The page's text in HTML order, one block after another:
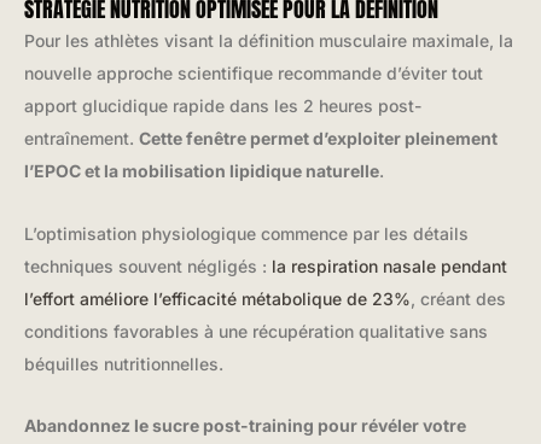
STRATÉGIE NUTRITION OPTIMISÉE POUR LA DÉFINITION
Pour les athlètes visant la définition musculaire maximale, la
nouvelle approche scientifique recommande d’éviter tout
apport glucidique rapide dans les 2 heures post-
entraînement. Cette fenêtre permet d’exploiter pleinement
l’EPOC et la mobilisation lipidique naturelle.
L’optimisation physiologique commence par les détails
techniques souvent négligés : la respiration nasale pendant
l’effort améliore l’efficacité métabolique de 23% , créant des
conditions favorables à une récupération qualitative sans
béquilles nutritionnelles.
Abandonnez le sucre post-training pour révéler votre